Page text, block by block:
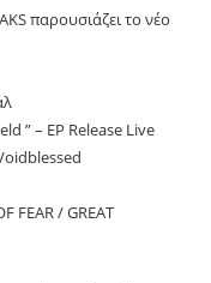
παρουσιάζει το νέο
” – EP Release Live
FEAR / GREAT